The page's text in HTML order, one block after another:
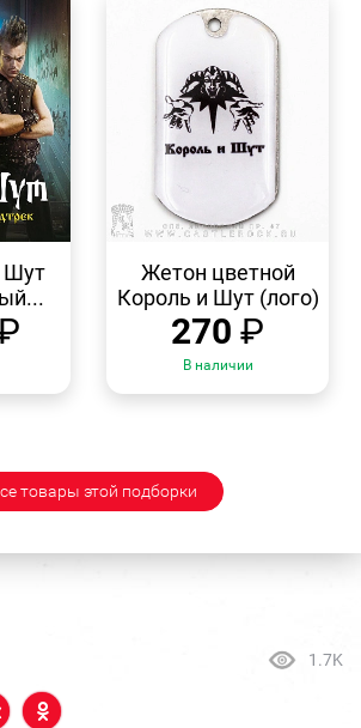
Шут
ПРОСМОТР
Жетон цветной
Король и Шут (лого)
270 ₽
В наличии
товары этой подборки
1.7K